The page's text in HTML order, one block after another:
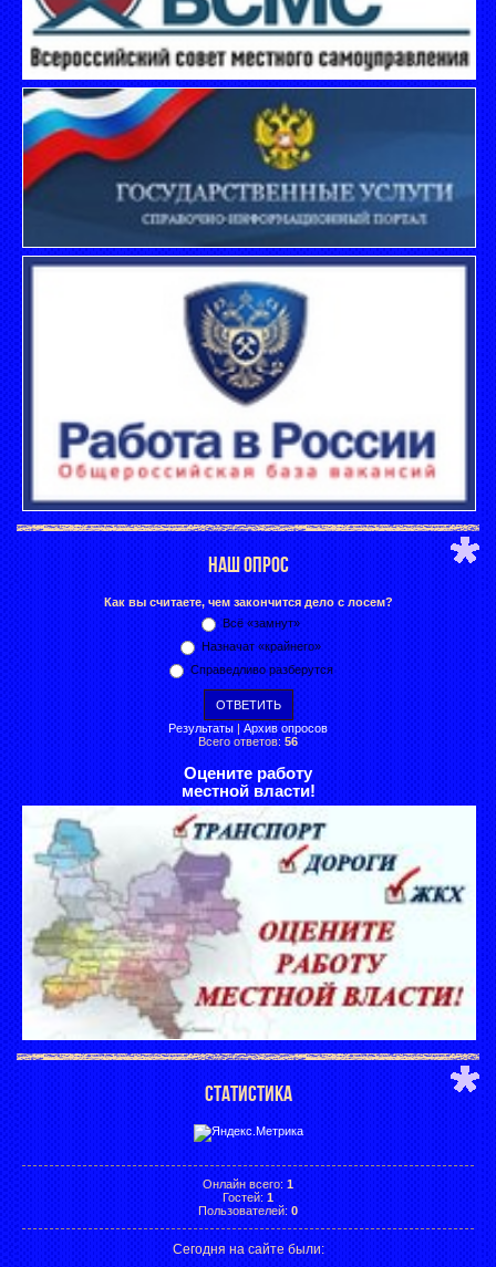
НАШ ОПРОС
Как вы считаете, чем закончится дело с лосем?
Всё «замнут»
Назначат «крайнего»
Справедливо разберутся
Результаты | Архив опросов
Всего ответов: 56
Оцените работу
местной власти!
СТАТИСТИКА
Онлайн всего: 1
Гостей: 1
Пользователей: 0
Сегодня на сайте были: